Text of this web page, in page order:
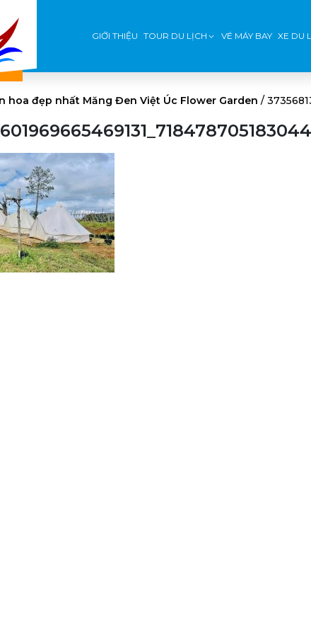
GIỚI THIỆU TOUR DU LỊCH VÉ MÁY BAY XE DU
hoa đẹp nhất Măng Đen Việt Úc Flower Garden /